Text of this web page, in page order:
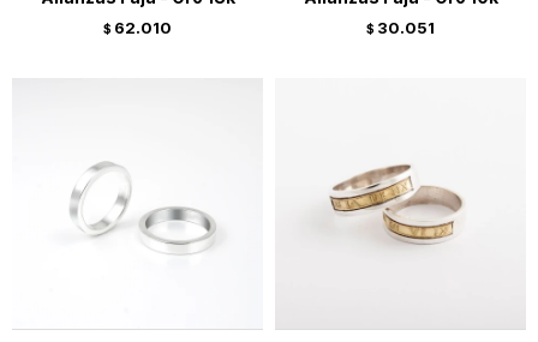
$ 62.010 $ 30.051